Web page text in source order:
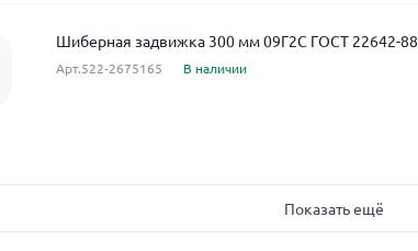
Шиберная задвижка 300 мм 09Г2С ГОСТ 22642-88
Арт.522-2675165 В наличии
Показать ещё